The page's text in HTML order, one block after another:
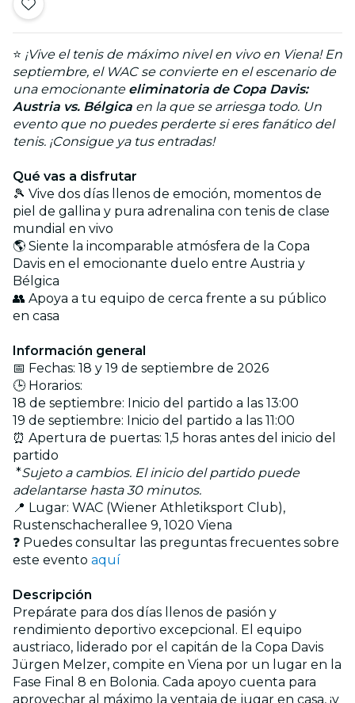
⭐ ¡Vive el tenis de máximo nivel en vivo en Viena! En
septiembre, el WAC se convierte en el escenario de
una emocionante eliminatoria de Copa Davis:
Austria vs. Bélgica en la que se arriesga todo. Un
evento que no puedes perderte si eres fanático del
tenis. ¡Consigue ya tus entradas!
Qué vas a disfrutar
🎾 Vive dos días llenos de emoción, momentos de
piel de gallina y pura adrenalina con tenis de clase
mundial en vivo
🌎 Siente la incomparable atmósfera de la Copa
Davis en el emocionante duelo entre Austria y
Bélgica
👥 Apoya a tu equipo de cerca frente a su público
en casa
Información general
📅 Fechas: 18 y 19 de septiembre de 2026
🕒 Horarios:
18 de septiembre: Inicio del partido a las 13:00
19 de septiembre: Inicio del partido a las 11:00
⏰ Apertura de puertas: 1,5 horas antes del inicio del
partido
*Sujeto a cambios. El inicio del partido puede
adelantarse hasta 30 minutos.
📍 Lugar: WAC (Wiener Athletiksport Club),
Rustenschacherallee 9, 1020 Viena
❓ Puedes consultar las preguntas frecuentes sobre
este evento aquí
Descripción
Prepárate para dos días llenos de pasión y
rendimiento deportivo excepcional. El equipo
austriaco, liderado por el capitán de la Copa Davis
Jürgen Melzer, compite en Viena por un lugar en la
Fase Final 8 en Bolonia. Cada apoyo cuenta para
aprovechar al máximo la ventaja de jugar en casa, ¡y